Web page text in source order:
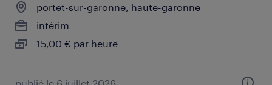
portet-sur-garonne, haute-garonne
intérim
15,00 € par heure